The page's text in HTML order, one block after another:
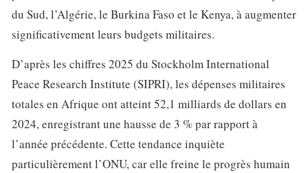
du Sud, l’Algérie, le Burkina Faso et le Kenya, à augmenter
significativement leurs budgets militaires.
D’après les chiffres 2025 du Stockholm International
Peace Research Institute (SIPRI), les dépenses militaires
totales en Afrique ont atteint 52,1 milliards de dollars en
2024, enregistrant une hausse de 3 % par rapport à
l’année précédente. Cette tendance inquiète
particulièrement l’ONU, car elle freine le progrès humain